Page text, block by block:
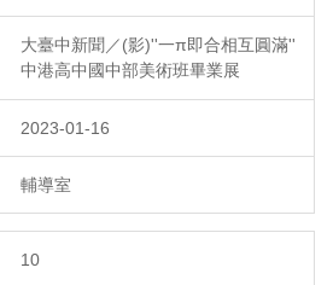
大臺中新聞／(影)''一π即合相互圓滿''
中港高中國中部美術班畢業展
2023-01-16
輔導室
10